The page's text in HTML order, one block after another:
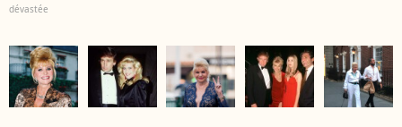
dévastée